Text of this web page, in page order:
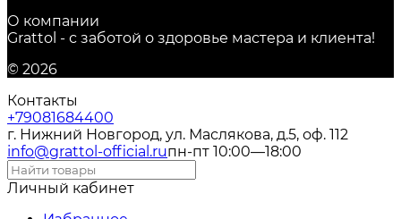
О компании
Grattol - с заботой о здоровье мастера и клиента!
© 2026
Контакты
+79081684400
г. Нижний Новгород, ул. Маслякова, д.5, оф. 112
info@grattol-official.ruпн-пт 10:00—18:00
Личный кабинет